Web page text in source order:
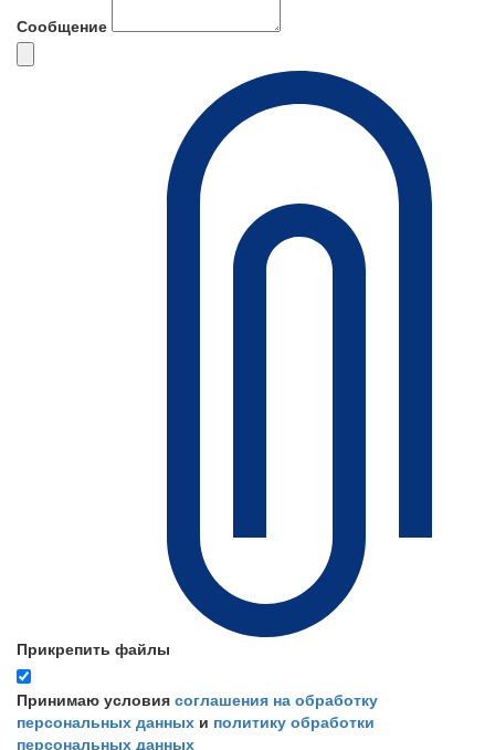
Сообщение
Прикрепить файлы
Принимаю условия соглашения на обработку
персональных данных и политику обработки
персональных данных